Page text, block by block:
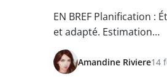
EN BREF Planification
et adapté. Estimation…
Amandine Riviere14